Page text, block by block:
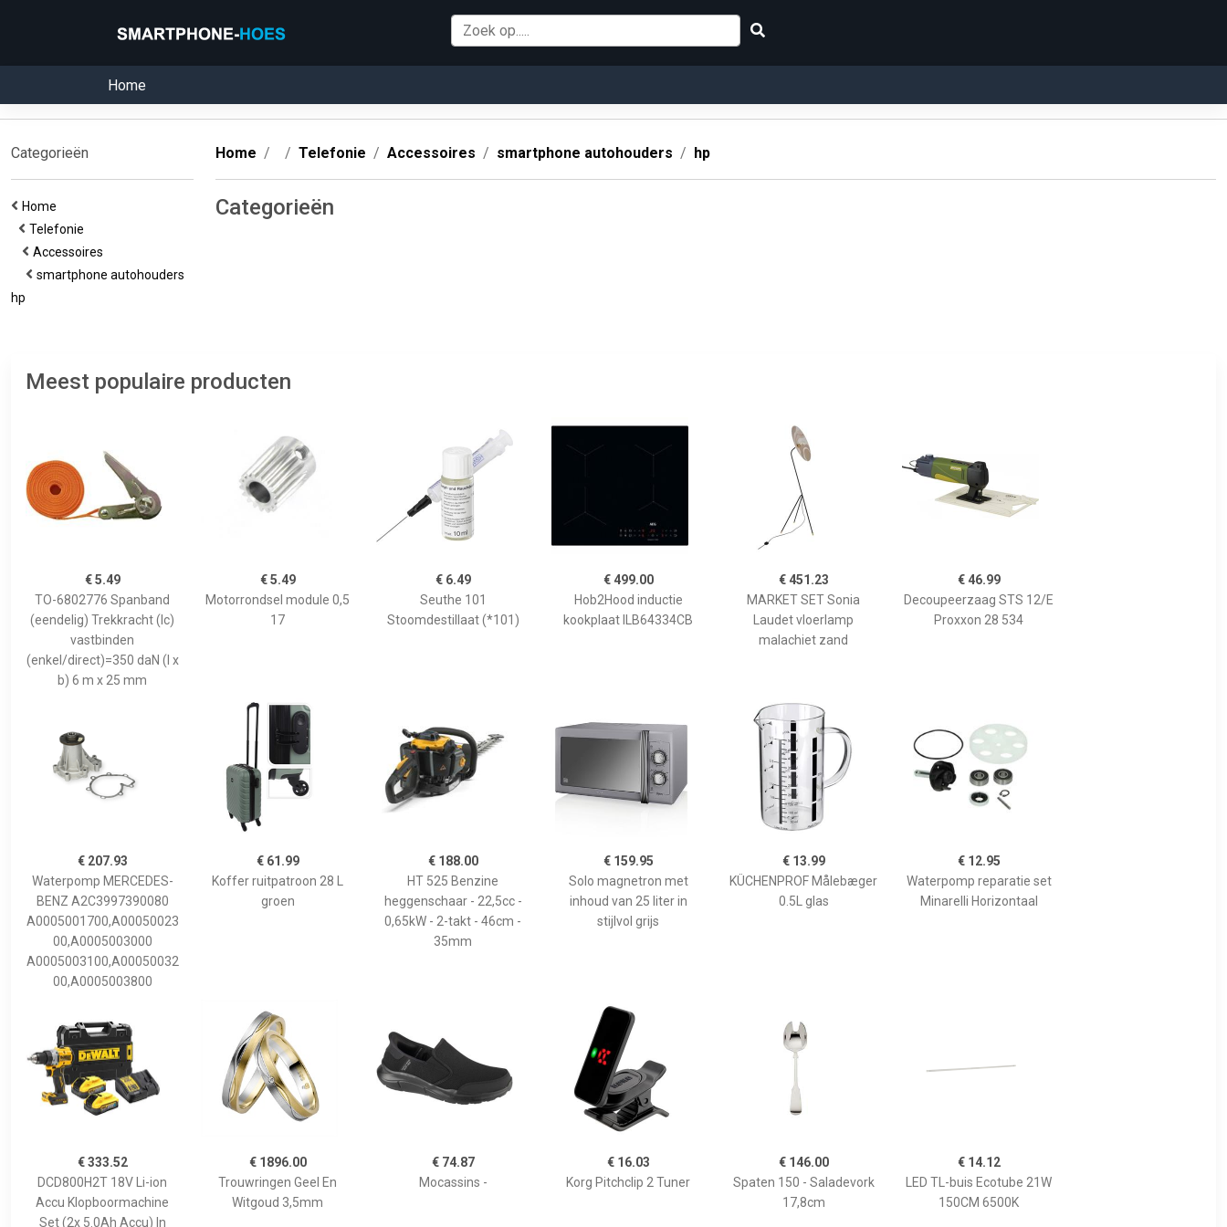
Home
Categorieën
Home
Telefonie
Accessoires
smartphone autohouders
hp
Home Telefonie Accessoires smartphone autohouders hp
Categorieën
Meest populaire producten
€ 5.49
TO-6802776 Spanband
(eendelig) Trekkracht (lc)
vastbinden
(enkel/direct)=350 daN (l x
b) 6 m x 25 mm
€ 5.49
Motorrondsel module 0,5
17
€ 6.49
Seuthe 101
Stoomdestillaat (*101)
€ 499.00
Hob2Hood inductie
kookplaat ILB64334CB
€ 451.23
MARKET SET Sonia
Laudet vloerlamp
malachiet zand
€ 46.99
Decoupeerzaag STS 12/E
Proxxon 28 534
€ 207.93
Waterpomp MERCEDES-
BENZ A2C3997390080
A0005001700,A00050023
00,A0005003000
A0005003100,A00050032
00,A0005003800
€ 61.99
Koffer ruitpatroon 28 L
groen
€ 188.00
HT 525 Benzine
heggenschaar - 22,5cc -
0,65kW - 2-takt - 46cm -
35mm
€ 159.95
Solo magnetron met
inhoud van 25 liter in
stijlvol grijs
€ 13.99
KÜCHENPROF Målebæger
0.5L glas
€ 12.95
Waterpomp reparatie set
Minarelli Horizontaal
€ 333.52
DCD800H2T 18V Li-ion
Accu Klopboormachine
Set (2x 5.0Ah Accu) In
€ 1896.00
Trouwringen Geel En
Witgoud 3,5mm
€ 74.87
Mocassins -
€ 16.03
Korg Pitchclip 2 Tuner
€ 146.00
Spaten 150 - Saladevork
17,8cm
€ 14.12
LED TL-buis Ecotube 21W
150CM 6500K